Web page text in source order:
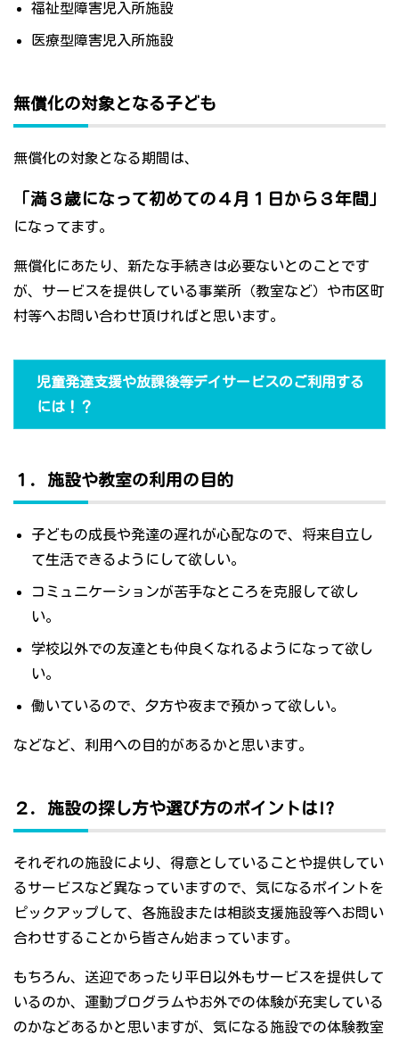
福祉型障害児入所施設
医療型障害児入所施設
無償化の対象となる子ども
無償化の対象となる期間は、
「満３歳になって初めての４月１日から３年間」
になってます。
無償化にあたり、新たな手続きは必要ないとのことです
が、サービスを提供している事業所（教室など）や市区町
村等へお問い合わせ頂ければと思います。
児童発達支援や放課後等デイサービスのご利用する
には！？
１．施設や教室の利用の目的
子どもの成長や発達の遅れが心配なので、将来自立し
て生活できるようにして欲しい。
コミュニケーションが苦手なところを克服して欲し
い。
学校以外での友達とも仲良くなれるようになって欲し
い。
働いているので、夕方や夜まで預かって欲しい。
などなど、利用への目的があるかと思います。
２．施設の探し方や選び方のポイントは!?
それぞれの施設により、得意としていることや提供してい
るサービスなど異なっていますので、気になるポイントを
ピックアップして、各施設または相談支援施設等へお問い
合わせすることから皆さん始まっています。
もちろん、送迎であったり平日以外もサービスを提供して
いるのか、運動プログラムやお外での体験が充実している
のかなどあるかと思いますが、気になる施設での体験教室